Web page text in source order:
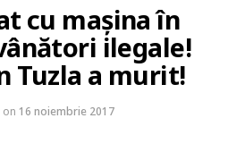
cu mașina în
ilegale!
Tuzla a murit!
on 16 noiembrie 2017